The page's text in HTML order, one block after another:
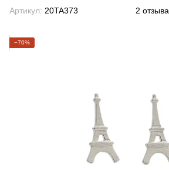
Артикул: 20TA373 2 отзыва
−70%